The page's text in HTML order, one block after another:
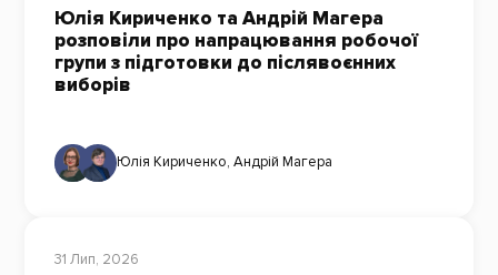
Юлія Кириченко та Андрій Магера
розповіли про напрацювання робочої
групи з підготовки до післявоєнних
виборів
Юлія Кириченко, Андрій Магера
31 Лип, 2026